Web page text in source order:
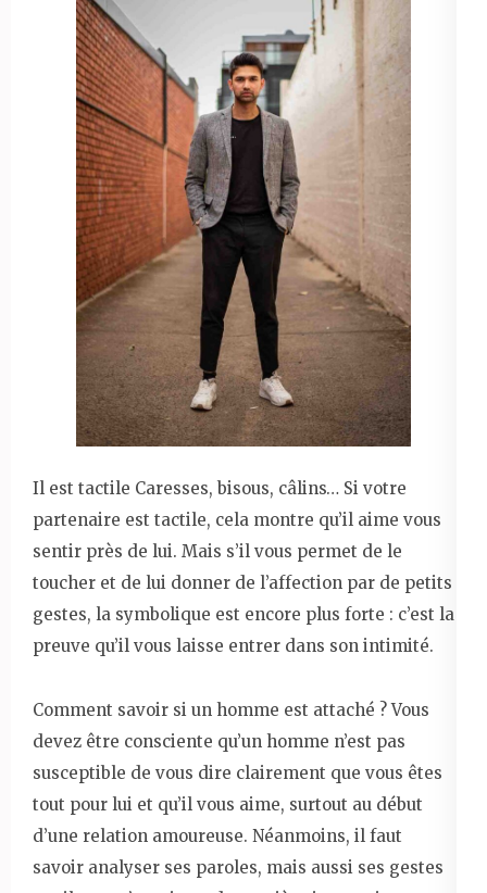
Il est tactile Caresses, bisous, câlins… Si votre
partenaire est tactile, cela montre qu’il aime vous
sentir près de lui. Mais s’il vous permet de le
toucher et de lui donner de l’affection par de petits
gestes, la symbolique est encore plus forte : c’est la
preuve qu’il vous laisse entrer dans son intimité.
Comment savoir si un homme est attaché ? Vous
devez être consciente qu’un homme n’est pas
susceptible de vous dire clairement que vous êtes
tout pour lui et qu’il vous aime, surtout au début
d’une relation amoureuse. Néanmoins, il faut
savoir analyser ses paroles, mais aussi ses gestes